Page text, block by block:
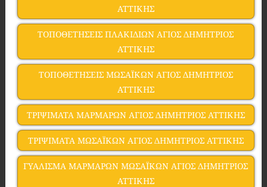
ΑΤΤΙΚΗΣ
ΤΟΠΟΘΕΤΗΣΕΙΣ ΠΛΑΚΙΔΙΩΝ ΑΓΙΟΣ ΔΗΜΗΤΡΙΟΣ
ΑΤΤΙΚΗΣ
ΤΟΠΟΘΕΤΗΣΕΙΣ ΜΩΣΑΪΚΩΝ ΑΓΙΟΣ ΔΗΜΗΤΡΙΟΣ
ΑΤΤΙΚΗΣ
ΤΡΙΨΙΜΑΤΑ ΜΑΡΜΑΡΩΝ ΑΓΙΟΣ ΔΗΜΗΤΡΙΟΣ ΑΤΤΙΚΗΣ
ΤΡΙΨΙΜΑΤΑ ΜΩΣΑΪΚΩΝ ΑΓΙΟΣ ΔΗΜΗΤΡΙΟΣ ΑΤΤΙΚΗΣ
ΓΥΑΛΙΣΜΑ ΜΑΡΜΑΡΩΝ ΜΩΣΑΪΚΩΝ ΑΓΙΟΣ ΔΗΜΗΤΡΙΟΣ
ΑΤΤΙΚΗΣ